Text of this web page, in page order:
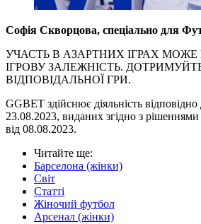
Софія Скворцова, спеціально для
УЧАСТЬ В АЗАРТНИХ ІГРАХ
ІГРОВУ ЗАЛЕЖНІСТЬ.
ВІДПОВІДАЛЬНОЇ ГРИ.
GGBET здійснює діяльність відповідно
23.08.2023, виданих згідно з
від 08.08.2023.
Читайте ще:
Барселона (жінки)
Світ
Статті
Жіночий футбол
Арсенал (жінки)